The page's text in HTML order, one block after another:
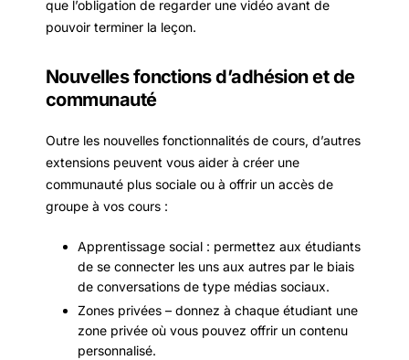
que l’obligation de regarder une vidéo avant de
pouvoir terminer la leçon.
Nouvelles fonctions d’adhésion et de
communauté
Outre les nouvelles fonctionnalités de cours, d’autres
extensions peuvent vous aider à créer une
communauté plus sociale ou à offrir un accès de
groupe à vos cours :
Apprentissage social : permettez aux étudiants
de se connecter les uns aux autres par le biais
de conversations de type médias sociaux.
Zones privées – donnez à chaque étudiant une
zone privée où vous pouvez offrir un contenu
personnalisé.